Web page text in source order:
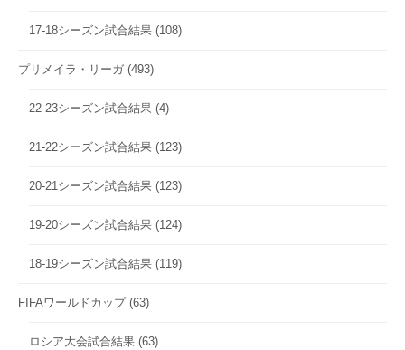
17-18シーズン試合結果 (108)
プリメイラ・リーガ (493)
22-23シーズン試合結果 (4)
21-22シーズン試合結果 (123)
20-21シーズン試合結果 (123)
19-20シーズン試合結果 (124)
18-19シーズン試合結果 (119)
FIFAワールドカップ(63)
ロシア大会試合結果 (63)